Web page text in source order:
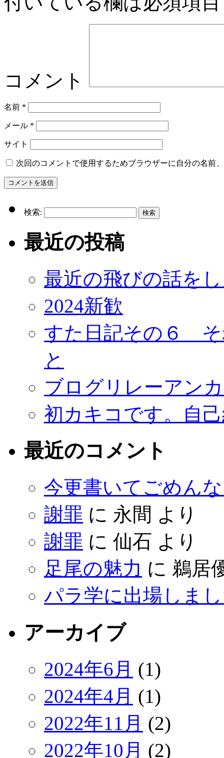
コメント
名前 *
メール *
サイト
次回のコメントで使用するためブラウザーに自分の名前
検索:
最近の投稿
最近の飛びの話を
2024新歓
すた日記その６ そ
と
ブログリレーアン
初カキコです。自
最近のコメント
今更書いてごめん
謝罪 に 永間 より
謝罪 に 仙石 より
足尾の魅力 に 鵜居
パラ学に出場しま
アーカイブ
2024年6月 (1)
2024年4月 (1)
2022年11月 (2)
2022年10月 (2)